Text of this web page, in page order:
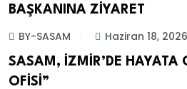
BAŞKANINA ZİYARET
BY-SASAM Haziran 18, 2026
ETKINLIKLER
SASAM, İZMİR’DE HAYATA
OFİSİ”